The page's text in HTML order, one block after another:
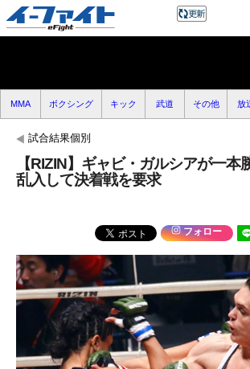
MMA ボクシング キック 武道 その他 放
試合結果個別
【RIZIN】ギャビ・ガルシアが一本
乱入して決着戦を要求
フォロー